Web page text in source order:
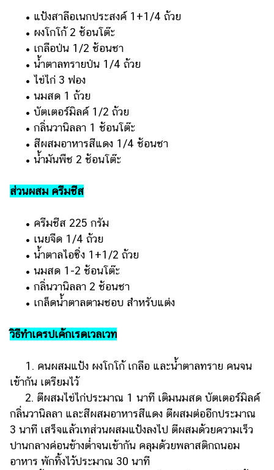
• แป้งสาลีอเนกประสงค์ 1+1/4 ถ้วย
• ผงโกโก้ 2 ช้อนโต๊ะ
• เกลือป่น 1/2 ช้อนชา
• น้ำตาลทรายป่น 1/4 ถ้วย
• ไข่ไก่ 3 ฟอง
• นมสด 1 ถ้วย
• บัตเตอร์มิลค์ 1/2 ถ้วย
• กลิ่นวานิลลา 1 ช้อนโต๊ะ
• สีผสมอาหารสีแดง 1/4 ช้อนชา
• น้ำมันพืช 2 ช้อนโต๊ะ
ส่วนผสม ครีมชีส
• ครีมชีส 225 กรัม
• เนยจืด 1/4 ถ้วย
• น้ำตาลไอซิ่ง 1+1/2 ถ้วย
• นมสด 1-2 ช้อนโต๊ะ
• กลิ่นวานิลลา 2 ช้อนชา
• เกล็ดน้ำตาลตามชอบ สำหรับแต่ง
วิธีทำเครปเค้กเรดเวลเวท
1. คนผสมแป้ง ผงโกโก้ เกลือ และน้ำตาลทราย คนจน
เข้ากัน เตรียมไว้
2. ตีผสมไข่ไก่ประมาณ 1 นาที เติมนมสด บัตเตอร์มิลค์
กลิ่นวานิลลา และสีผสมอาหารสีแดง ตีผสมต่ออีกประมาณ
3 นาที เสร็จแล้วเทส่วนผสมแป้งลงไป ตีผสมด้วยความเร็ว
ปานกลางค่อนข้างต่ำจนเข้ากัน คลุมด้วยพลาสติกถนอม
อาหาร พักทิ้งไว้ประมาณ 30 นาที